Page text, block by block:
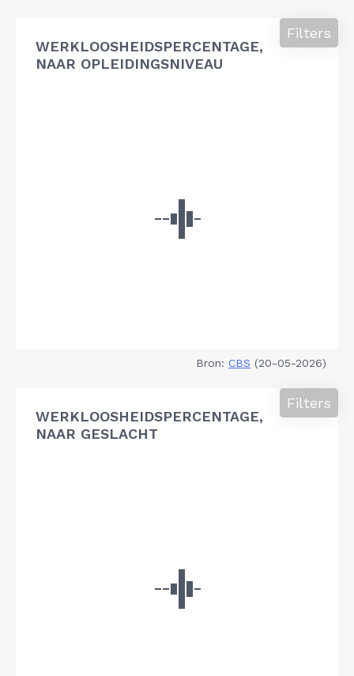
WERKLOOSHEIDSPERCENTAGE,
NAAR OPLEIDINGSNIVEAU
Filters
Bron: CBS (20-05-2026)
WERKLOOSHEIDSPERCENTAGE,
NAAR GESLACHT
Filters